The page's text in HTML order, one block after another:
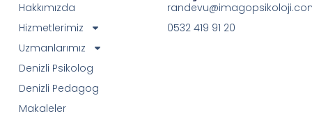
Hakkımızda
Hizmetlerimiz
Uzmanlarımız
Denizli Psikolog
Denizli Pedagog
Makaleler
0532 419 91 20